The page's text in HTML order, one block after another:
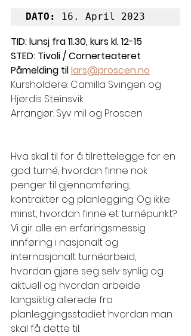
DATO: 16. April 2023
TID: lunsj fra 11.30, kurs kl. 12-15
STED: Tivoli / Cornerteateret
Påmelding til lars@proscen.no
Kursholdere: Camilla Svingen og
Hjørdis Steinsvik
Arrangør: Syv mil og Proscen
Hva skal til for å tilrettelegge for en
god turné, hvordan finne nok
penger til gjennomføring,
kontrakter og planlegging. Og ikke
minst, hvordan finne et turnépunkt?
Vi gir alle en erfaringsmessig
innføring i nasjonalt og
internasjonalt turnéarbeid,
hvordan gjøre seg selv synlig og
aktuell og hvordan arbeide
langsiktig allerede fra
planleggingsstadiet hvordan man
skal få dette til.